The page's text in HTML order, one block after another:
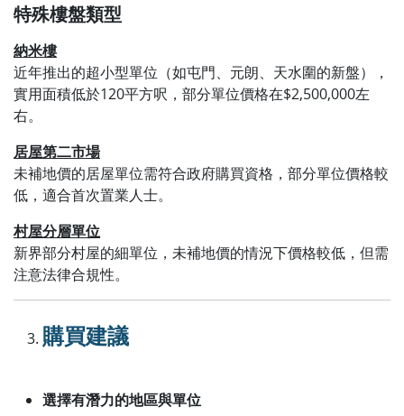
特殊樓盤類型
納米樓
近年推出的超小型單位（如屯門、元朗、天水圍的新盤），
實用面積低於120平方呎，部分單位價格在$2,500,000左
右。
居屋第二市場
未補地價的居屋單位需符合政府購買資格，部分單位價格較
低，適合首次置業人士。
村屋分層單位
新界部分村屋的細單位，未補地價的情況下價格較低，但需
注意法律合規性。
購買建議
選擇有潛力的地區與單位